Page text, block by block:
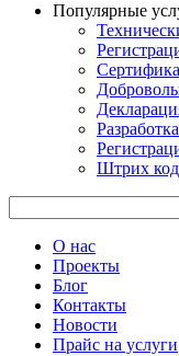
Популярные
Штрих
О нас
Проекты
Блог
Контакты
Новости
Прайс на услуги